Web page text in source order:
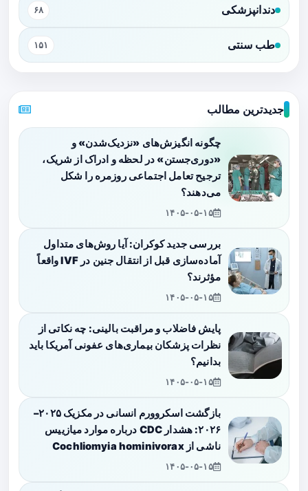
دندانپزشکی ۶۸
طب سنتی ۱۵۱
جدیدترین مطالب
چگونه انگیزش‌های «نزدیک‌شدن» و
«دوری‌جستن» در لحظه و ادراک از شریک،
ترجیح تعامل اجتماعی روزمره را شکل
می‌دهند؟
۱۴۰۵-۰۵-۱۵
بررسی جدید کوکران: آیا روش‌های متداول
آماده‌سازی قبل از انتقال جنین در IVF واقعاً
مؤثرند؟
۱۴۰۵-۰۵-۱۵
پایش فاضلاب و مراقبت بالینی: چه نکاتی از
نظرات پزشکان بیماری‌های عفونی آمریکا باید
بدانیم؟
۱۴۰۵-۰۵-۱۵
بازگشت اسکروورم انسانی در مکزیک ۲۰۲۵–
۲۰۲۶: هشدار CDC درباره موارد میازییس
ناشی از Cochliomyia hominivorax
۱۴۰۵-۰۵-۱۵